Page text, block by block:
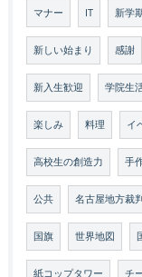
マナー IT 新学
新しい始まり 感謝
新入生歓迎 学院生
楽しみ 料理 イ
高校生の創造力 手
公共 名古屋地方裁
国旗 世界地図
紙コップタワー チ